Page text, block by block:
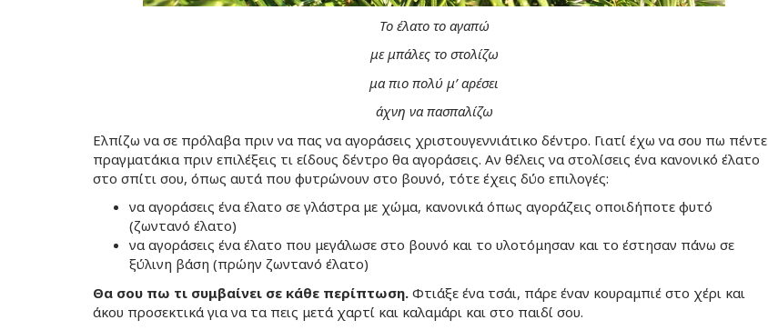
Το έλατο το αγαπώ
με μπάλες το στολίζω
μα πιο πολύ μ’ αρέσει
άχνη να πασπαλίζω
Ελπίζω να σε πρόλαβα πριν να πας να αγοράσεις χριστουγεννιάτικο δέντρο. Γιατί έχω να σου πω πέντε
πραγματάκια πριν επιλέξεις τι είδους δέντρο θα αγοράσεις. Αν θέλεις να στολίσεις ένα κανονικό έλατο
στο σπίτι σου, όπως αυτά που φυτρώνουν στο βουνό, τότε έχεις δύο επιλογές:
να αγοράσεις ένα έλατο σε γλάστρα με χώμα, κανονικά όπως αγοράζεις οποιδήποτε φυτό
(ζωντανό έλατο)
να αγοράσεις ένα έλατο που μεγάλωσε στο βουνό και το υλοτόμησαν και το έστησαν πάνω σε
ξύλινη βάση (πρώην ζωντανό έλατο)
Θα σου πω τι συμβαίνει σε κάθε περίπτωση. Φτιάξε ένα τσάι, πάρε έναν κουραμπιέ στο χέρι και
άκου προσεκτικά για να τα πεις μετά χαρτί και καλαμάρι και στο παιδί σου.